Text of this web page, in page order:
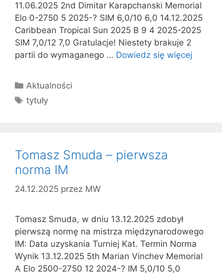
11.06.2025 2nd Dimitar Karapchanski Memorial
Elo 0-2750 5 2025-? SIM 6,0/10 6,0 14.12.2025
Caribbean Tropical Sun 2025 B 9 4 2025-2025
SIM 7,0/12 7,0 Gratulacje! Niestety brakuje 2
partii do wymaganego … Dowiedz się więcej
Kategorie
Aktualności
Tagi
tytuły
Tomasz Smuda – pierwsza
norma IM
24.12.2025 przez MW
Tomasz Smuda, w dniu 13.12.2025 zdobył
pierwszą normę na mistrza międzynarodowego
IM: Data uzyskania Turniej Kat. Termin Norma
Wynik 13.12.2025 5th Marian Vinchev Memorial
A Elo 2500-2750 12 2024-? IM 5,0/10 5,0